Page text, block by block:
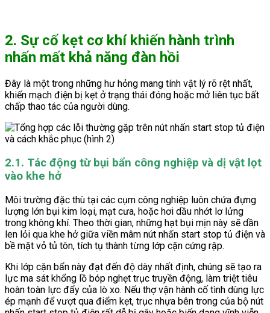
2. Sự cố kẹt cơ khí khiến hành trình
nhấn mất khả năng đàn hồi
Đây là một trong những hư hỏng mang tính vật lý rõ rệt nhất,
khiến mạch điện bị kẹt ở trạng thái đóng hoặc mở liên tục bất
chấp thao tác của người dùng.
2.1. Tác động từ bụi bẩn công nghiệp và dị vật lọt
vào khe hở
Môi trường đặc thù tại các cụm công nghiệp luôn chứa đựng
lượng lớn bụi kim loại, mạt cưa, hoặc hơi dầu nhớt lơ lửng
trong không khí. Theo thời gian, những hạt bụi mịn này sẽ dần
len lỏi qua khe hở giữa viền mâm nút nhấn start stop tủ điện và
bề mặt vỏ tủ tôn, tích tụ thành từng lớp cặn cứng rập.
Khi lớp cặn bẩn này đạt đến độ dày nhất định, chúng sẽ tạo ra
lực ma sát khổng lồ bóp nghẹt trục truyền động, làm triệt tiêu
hoàn toàn lực đẩy của lò xo. Nếu thợ vận hành cố tình dùng lực
ép mạnh để vượt qua điểm kẹt, trục nhựa bên trong của bộ nút